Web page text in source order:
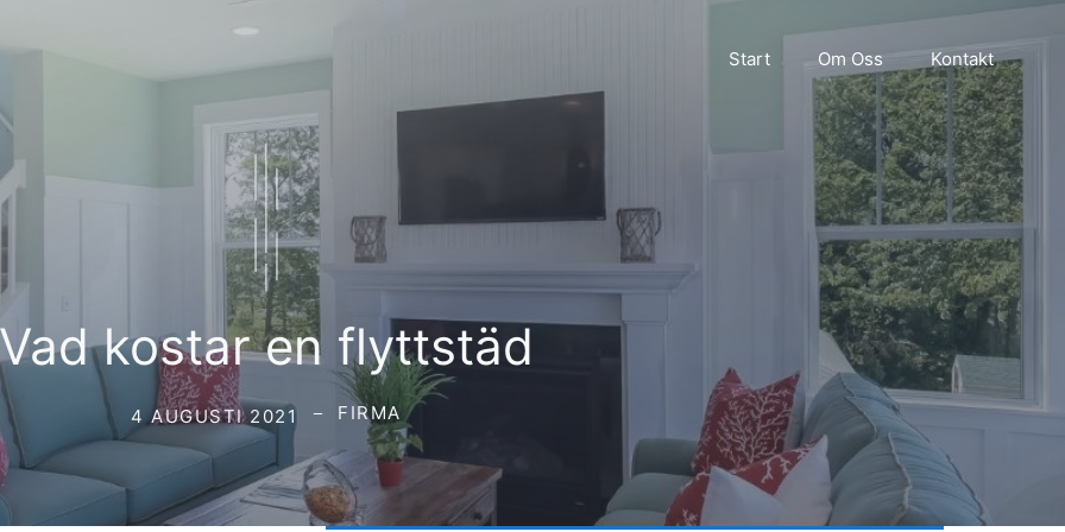
Start Om Oss Kontakt
Vad kostar en flyttstäd
4 AUGUSTI 2021 FIRMA